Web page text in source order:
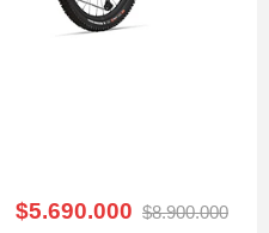
$5.690.000 $8.900.000